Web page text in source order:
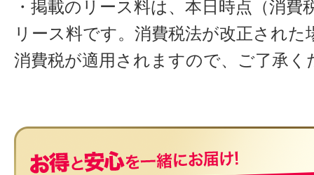
・掲載のリース料は、本日時点（消費
リース料です。消費税法が改正された
消費税が適用されますので、ご了承く